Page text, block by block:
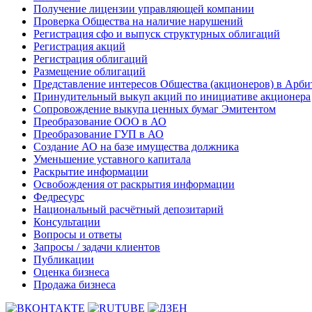
Получение лицензии управляющей компании
Проверка Общества на наличие нарушений
Регистрация сфо и выпуск структурных облигаций
Регистрация акций
Регистрация облигаций
Размещение облигаций
Представление интересов Общества (акционеров) в
Принудительный выкуп акций по инициативе акционера
Сопровождение выкупа ценных бумаг Эмитентом
Преобразование ООО в АО
Преобразование ГУП в АО
Создание АО на базе имущества должника
Уменьшение уставного капитала
Раскрытие информации
Освобождения от раскрытия информации
Федресурс
Национальный расчётный депозитарий
Консультации
Вопросы и ответы
Запросы / задачи клиентов
Публикации
Оценка бизнеса
Продажа бизнеса